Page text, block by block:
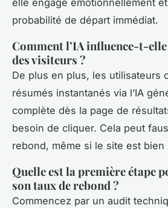
elle engage émotionnellement
probabilité de départ immédiat.
Comment l’IA influence-t-
des visiteurs ?
De plus en plus, les utilisateurs
résumés instantanés via l’IA
complète dès la page de
besoin de cliquer. Cela peut
rebond, même si le site est bien
Quelle est la première étape
son taux de rebond ?
Commencez par un audit